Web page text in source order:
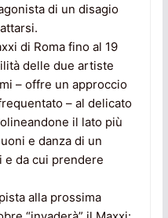
di un disagio
di Roma fino al 19
delle due artiste
– offre un approccio
– al delicato
il lato più
e danza di un
da cui prendere
alla prossima